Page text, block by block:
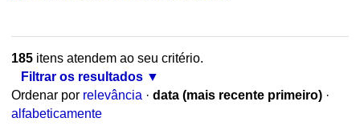
185itens atendem ao seu critério.
Filtrar os resultados
Ordenar por relevância · data (mais recente primeiro) ·
alfabeticamente